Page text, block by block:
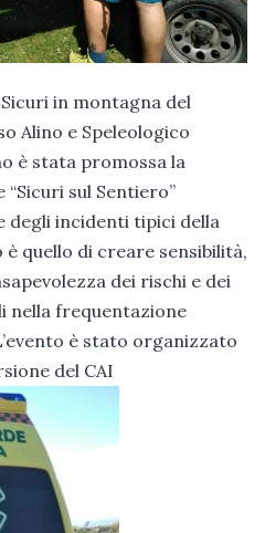
in montagna del
Alino e Speleologico
è stata promossa la
sul Sentiero”
degli incidenti tipici della
quello di creare sensibilità,
dei rischi e dei
nella frequentazione
è stato organizzato
del CAI